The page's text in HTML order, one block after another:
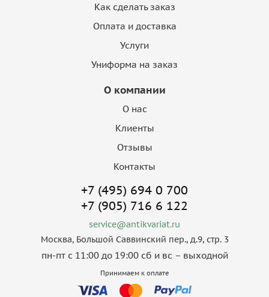
Как сделать заказ
Оплата и доставка
Услуги
Униформа на заказ
О компании
О нас
Клиенты
Отзывы
Контакты
+7 (495) 694 0 700
+7 (905) 716 6 122
service@antikvariat.ru
Москва, Большой Саввинский пер., д.9, стр. 3
пн-пт с 11:00 до 19:00 сб и вс – выходной
Принимаем к оплате